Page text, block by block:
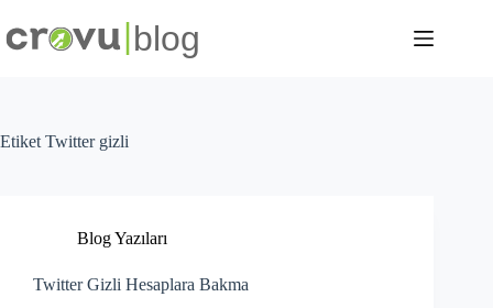
to
content
Etiket Twitter gizli
Blog Yazıları
Twitter Gizli Hesaplara Bakma